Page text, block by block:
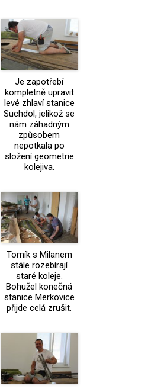
Je zapotřebí
kompletně upravit
levé zhlaví stanice
Suchdol, jelikož se
nám záhadným
způsobem
nepotkala po
složení geometrie
kolejiva.
Tomík s Milanem
stále rozebírají
staré koleje.
Bohužel konečná
stanice Merkovice
přijde celá zrušit.